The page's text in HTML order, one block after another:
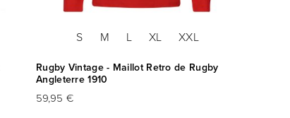
S M L XL XXL
Rugby Vintage - Maillot Retro de Rugby
Angleterre 1910
59,95 €